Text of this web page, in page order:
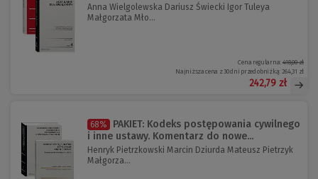
Anna Wielgolewska Dariusz Świecki Igor Tuleya
Małgorzata Mło...
Cena regularna:418,00 zł
Najniższa cena z 30 dni przed obniżką: 264,31 zł
242,79 zł
68%
PAKIET: Kodeks postępowania cywilnego
i inne ustawy. Komentarz do nowe...
Henryk Pietrzkowski Marcin Dziurda Mateusz Pietrzyk
Małgorza...